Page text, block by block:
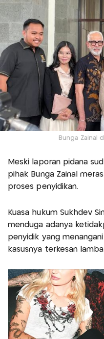
Bunga Zainal
Meski laporan pidana
pihak Bunga Zainal
proses penyidikan.
Kuasa hukum Sukhdev
menduga adanya
penyidik yang
kasusnya terkesan